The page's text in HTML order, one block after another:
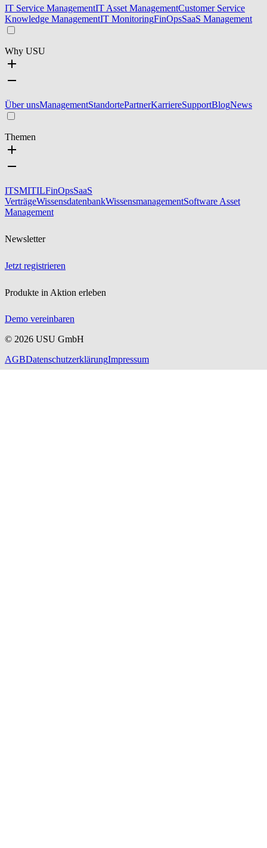
IT Service ManagementIT Asset ManagementCustomer Service
Knowledge ManagementIT MonitoringFinOpsSaaS Management
Why USU
Über unsManagementStandortePartnerKarriereSupportBlogNews
Themen
ITSMITILFinOpsSaaS
VerträgeWissensdatenbankWissensmanagementSoftware Asset
Management
Newsletter
Jetzt registrieren
Produkte in Aktion erleben
Demo vereinbaren
© 2026 USU GmbH
AGBDatenschutzerklärungImpressum